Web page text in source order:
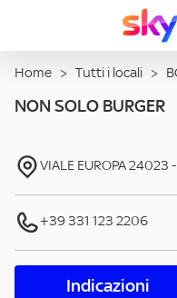
Home > Tutti i locali >
NON SOLO BURGER
VIALE EUROPA24023 -
+39 331 123 2206
Indicazioni